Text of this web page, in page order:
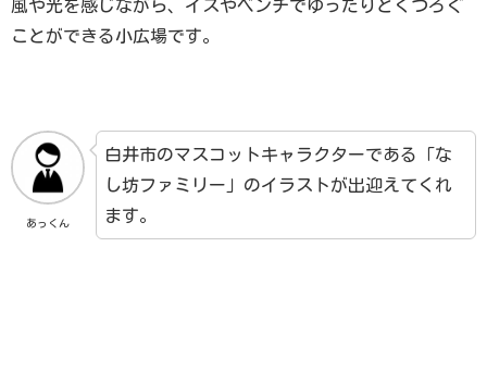
風や光を感じながら、イスやベンチでゆったりとくつろぐ
ことができる小広場です。
あっくん
白井市のマスコットキャラクターである「な
し坊ファミリー」のイラストが出迎えてくれ
ます。